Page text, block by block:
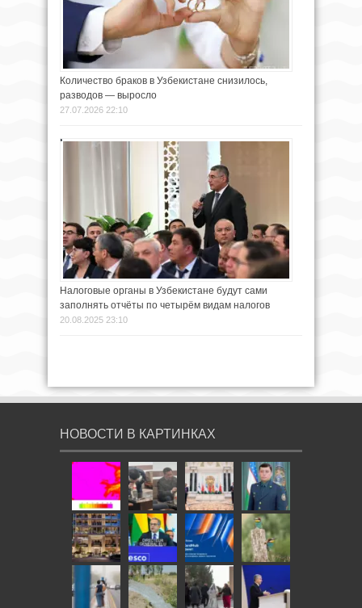
Количество браков в Узбекистане снизилось,
разводов — выросло
27.07.2026 22:10
Налоговые органы в Узбекистане будут сами
заполнять отчёты по четырём видам налогов
20.08.2025 23:10
НОВОСТИ В КАРТИНКАХ